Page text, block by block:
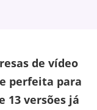
de vídeo
perfeita para
13 versões já